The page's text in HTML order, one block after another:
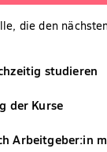
die den
studieren
der Kurse
Arbeitgeber:in